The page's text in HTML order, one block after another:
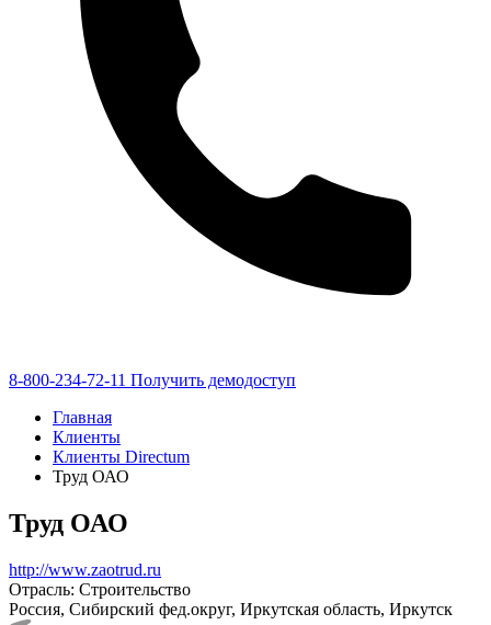
8-800-234-72-11 Получить демодоступ
Главная
Клиенты
Клиенты Directum
Труд ОАО
Труд ОАО
http://www.zaotrud.ru
Отрасль: Строительство
Россия, Сибирский фед.округ, Иркутская область, Иркутск